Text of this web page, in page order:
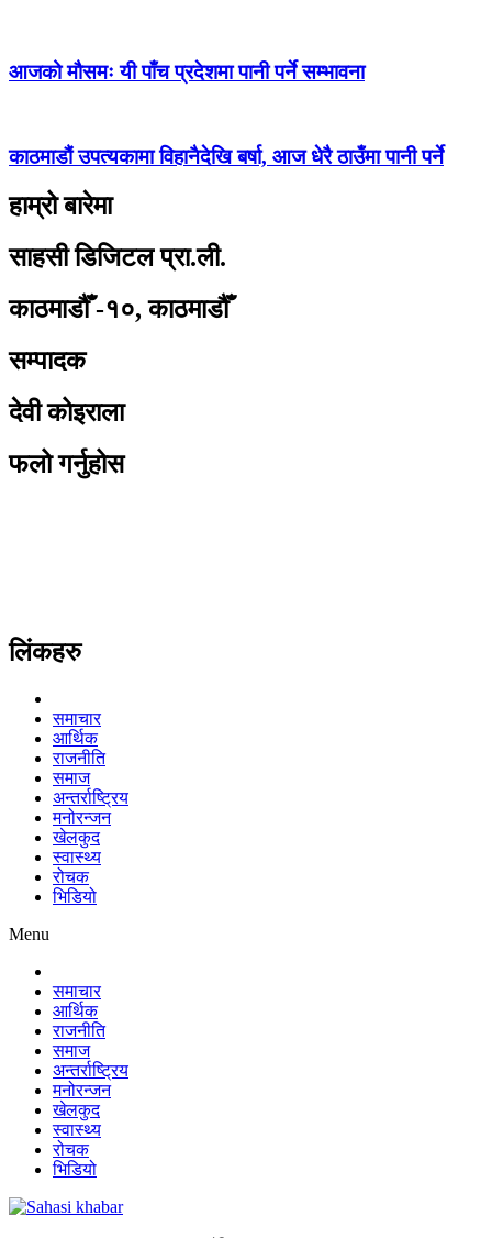
आजको मौसमः यी पाँच प्रदेशमा पानी पर्ने सम्भावना
काठमाडौं उपत्यकामा विहानैदेखि बर्षा, आज धेरै ठाउँमा पानी पर्ने
हाम्रो बारेमा
साहसी डिजिटल प्रा.ली.
काठमाडौँ -१०, काठमाडौँ
सम्पादक
देवी कोइराला
फलो गर्नुहोस
लिंकहरु
समाचार
आर्थिक
राजनीति
समाज
अन्तर्राष्ट्रिय
मनोरन्जन
खेलकुद
स्वास्थ्य
रोचक
भिडियो
Menu
समाचार
आर्थिक
राजनीति
समाज
अन्तर्राष्ट्रिय
मनोरन्जन
खेलकुद
स्वास्थ्य
रोचक
भिडियो